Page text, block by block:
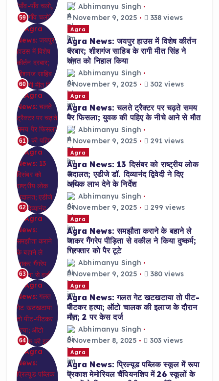
59
Abhimanyu Singh
November 9, 2025
338 views
60
Agra
Agra News: जयपुर हाउस में विशेष कीर्तन
दरबार; शीशगंज साहिब के रागी मीत सिंह ने
संगत को निहाल किया
Abhimanyu Singh
November 9, 2025
302 views
61
Agra
Agra News: चलते ट्रैक्टर पर चढ़ते समय
पैर फिसला; युवक की पहिए के नीचे आने से मौत
Abhimanyu Singh
November 9, 2025
291 views
62
Agra
Agra News: 13 दिसंबर को राष्ट्रीय लोक
अदालत; एडीजे डॉ. दिव्यानंद द्विवेदी ने दिए
अधिक लाभ देने के निर्देश
Abhimanyu Singh
November 9, 2025
299 views
63
Agra
Agra News: समझौता कराने के बहाने ले
जाकर गैंगरेप पीड़िता से वकील ने किया दुष्कर्म;
गिरफ्तार को पैर टूटे
Abhimanyu Singh
November 9, 2025
380 views
64
Agra
Agra News: गलत गेट खटखटाया तो पीट-
पीटकर हत्या; ऑटो चालक की इलाज के दौरान
मौत; 2 पर केस दर्ज
Abhimanyu Singh
November 8, 2025
303 views
Agra
Agra News: प्रिल्यूड पब्लिक स्कूल में रूपा
प्रकाश मेमोरियल चैंपियनशिप में 26 स्कूलों के